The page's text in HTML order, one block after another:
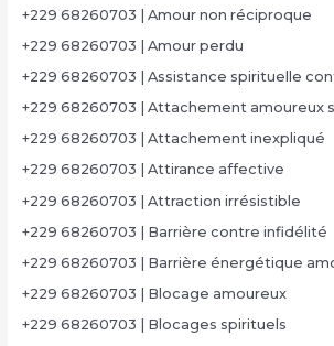
+229 68260703 | Amour non réciproque
+229 68260703 | Amour perdu
+229 68260703 | Assistance spirituelle
+229 68260703 | Attachement amoureux
+229 68260703 | Attachement inexpliqué
+229 68260703 | Attirance affective
+229 68260703 | Attraction irrésistible
+229 68260703 | Barrière contre infidélité
+229 68260703 | Barrière énergétique
+229 68260703 | Blocage amoureux
+229 68260703 | Blocages spirituels